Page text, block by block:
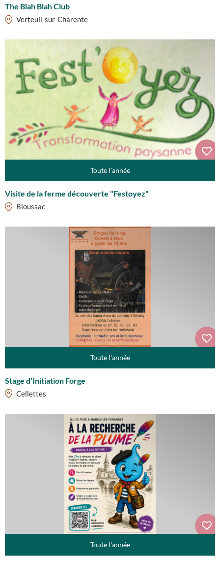
The Blah Blah Club
Verteuil-sur-Charente
Toute l'année
Visite de la ferme découverte "Festoyez"
Bioussac
Toute l'année
Stage d'Initiation Forge
Cellettes
Toute l'année